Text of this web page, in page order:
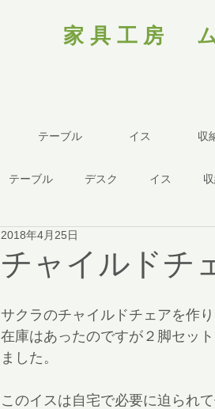
家具工房
テーブル イス 収
テーブル デスク イス
チャイルドチ
2018年4月25日
サクラのチャイルドチェアを作り
在庫はあったのですが２脚セッ
ました。
このイスは自宅で必要に迫られ